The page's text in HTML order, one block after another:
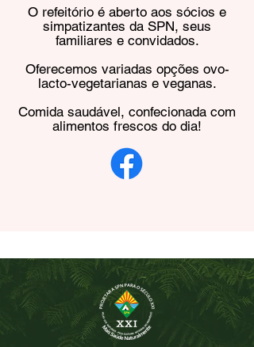
O refeitório é aberto aos sócios e
simpatizantes da SPN, seus
familiares e convidados.
Oferecemos variadas opções ovo-
lacto-vegetarianas e veganas.​
Comida saudável, confecionada com
alimentos frescos do dia!